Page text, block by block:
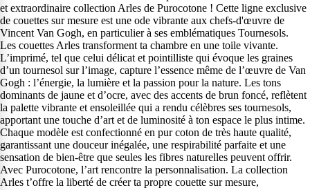
et extraordinaire collection Arles de Purocotone ! Cette ligne exclusive
de couettes sur mesure est une ode vibrante aux chefs-d'œuvre de
Vincent Van Gogh, en particulier à ses emblématiques Tournesols.
Les couettes Arles transforment ta chambre en une toile vivante.
L’imprimé, tel que celui délicat et pointilliste qui évoque les graines
d’un tournesol sur l’image, capture l’essence même de l’œuvre de Van
Gogh : l’énergie, la lumière et la passion pour la nature. Les tons
dominants de jaune et d’ocre, avec des accents de brun foncé, reflètent
la palette vibrante et ensoleillée qui a rendu célèbres ses tournesols,
apportant une touche d’art et de luminosité à ton espace le plus intime.
Chaque modèle est confectionné en pur coton de très haute qualité,
garantissant une douceur inégalée, une respirabilité parfaite et une
sensation de bien-être que seules les fibres naturelles peuvent offrir.
Avec Purocotone, l’art rencontre la personnalisation. La collection
Arles t’offre la liberté de créer ta propre couette sur mesure,